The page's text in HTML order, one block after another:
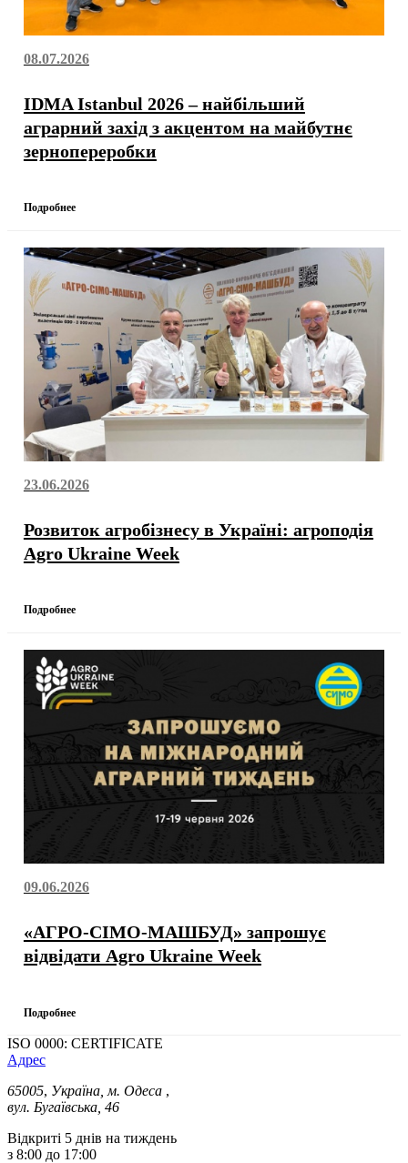
08.07.2026
IDMA Istanbul 2026 – найбільший
аграрний захід з акцентом на майбутнє
зернопереробки
Подробнее
23.06.2026
Розвиток агробізнесу в Україні: агроподія
Agro Ukraine Week
Подробнее
09.06.2026
«АГРО-СІМО-МАШБУД» запрошує
відвідати Agro Ukraine Week
Подробнее
ISO 0000: CERTIFICATE
Адрес
65005, Україна, м. Одеса ,
вул. Бугаївська, 46
Відкриті 5 днів на тиждень
з 8:00 до 17:00